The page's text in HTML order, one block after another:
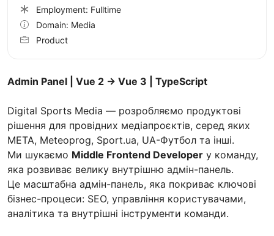
Admin Panel | Vue 2 → Vue 3 | TypeScript
Digital Sports Media — розробляємо продуктові
рішення для провідних медіапроєктів, серед яких
META, Meteoprog, Sport.ua, UA-Футбол та інші.
Ми шукаємо Middle Frontend Developer у команду,
яка розвиває велику внутрішню адмін-панель.
Це масштабна адмін-панель, яка покриває ключові
бізнес-процеси: SEO, управління користувачами,
аналітика та внутрішні інструменти команди.
Employment: Fulltime
Domain: Media
Product